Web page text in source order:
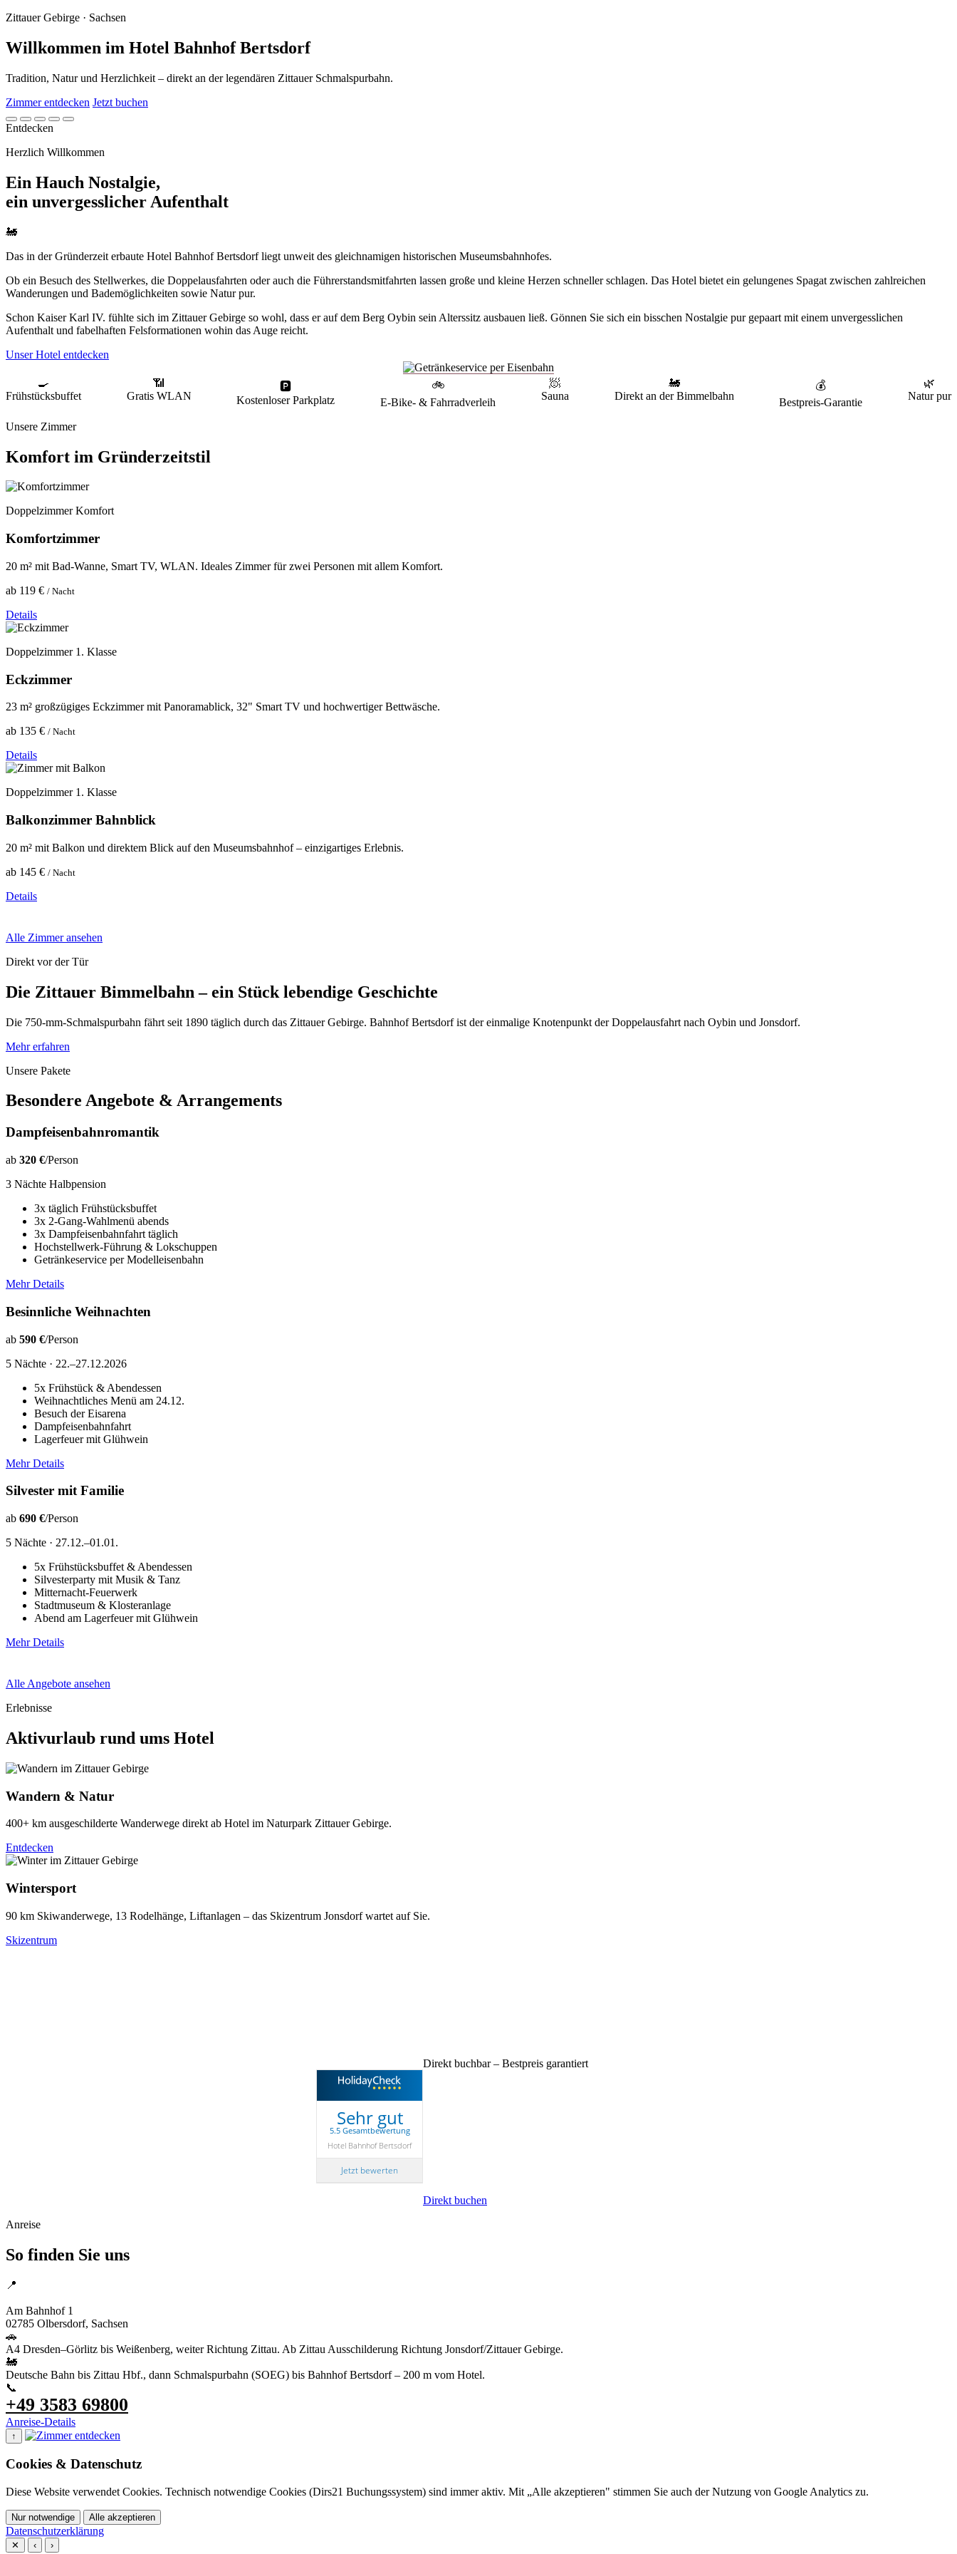
Zittauer Gebirge · Sachsen
Willkommen im Hotel Bahnhof Bertsdorf
Tradition, Natur und Herzlichkeit – direkt an der legendären Zittauer Schmalspurbahn.
Zimmer entdecken Jetzt buchen
Entdecken
Herzlich Willkommen
Ein Hauch Nostalgie,
ein unvergesslicher Aufenthalt
🚂
Das in der Gründerzeit erbaute Hotel Bahnhof Bertsdorf liegt unweit des gleichnamigen historischen Museumsbahnhofes.
Ob ein Besuch des Stellwerkes, die Doppelausfahrten oder auch die Führerstandsmitfahrten lassen große und kleine Herzen schneller schlagen. Das Hotel bietet ein gelungenes Spagat zwischen zahlreichen
Wanderungen und Bademöglichkeiten sowie Natur pur.
Schon Kaiser Karl IV. fühlte sich im Zittauer Gebirge so wohl, dass er auf dem Berg Oybin sein Alterssitz ausbauen ließ. Gönnen Sie sich ein bisschen Nostalgie pur gepaart mit einem unvergesslichen
Aufenthalt und fabelhaften Felsformationen wohin das Auge reicht.
Unser Hotel entdecken
Hier werden die
Getränke mit der
🍳
Frühstücksbuffet
📶
Gratis WLAN
🅿
Kostenloser Parkplatz
🚲
E-Bike- & Fahrradverleih
🧖
Sauna
🚂
Direkt an der Bimmelbahn
💰
Bestpreis-Garantie
🌿
Natur pur
Unsere Zimmer
Komfort im Gründerzeitstil
Doppelzimmer Komfort
Komfortzimmer
20 m² mit Bad-Wanne, Smart TV, WLAN. Ideales Zimmer für zwei Personen mit allem Komfort.
ab 119 € / Nacht
Details
Doppelzimmer 1. Klasse
Eckzimmer
23 m² großzügiges Eckzimmer mit Panoramablick, 32" Smart TV und hochwertiger Bettwäsche.
ab 135 € / Nacht
Details
Doppelzimmer 1. Klasse
Balkonzimmer Bahnblick
20 m² mit Balkon und direktem Blick auf den Museumsbahnhof – einzigartiges Erlebnis.
ab 145 € / Nacht
Details
Alle Zimmer ansehen
Direkt vor der Tür
Die Zittauer Bimmelbahn – ein Stück lebendige Geschichte
Die 750-mm-Schmalspurbahn fährt seit 1890 täglich durch das Zittauer Gebirge. Bahnhof Bertsdorf ist der einmalige Knotenpunkt der Doppelausfahrt nach Oybin und Jonsdorf.
Mehr erfahren
Unsere Pakete
Besondere Angebote & Arrangements
Dampfeisenbahnromantik
ab 320 €/Person
3 Nächte Halbpension
3x täglich Frühstücksbuffet
3x 2-Gang-Wahlmenü abends
3x Dampfeisenbahnfahrt täglich
Hochstellwerk-Führung & Lokschuppen
Getränkeservice per Modelleisenbahn
Mehr Details
Besinnliche Weihnachten
ab 590 €/Person
5 Nächte · 22.–27.12.2026
5x Frühstück & Abendessen
Weihnachtliches Menü am 24.12.
Besuch der Eisarena
Dampfeisenbahnfahrt
Lagerfeuer mit Glühwein
Mehr Details
Silvester mit Familie
ab 690 €/Person
5 Nächte · 27.12.–01.01.
5x Frühstücksbuffet & Abendessen
Silvesterparty mit Musik & Tanz
Mitternacht-Feuerwerk
Stadtmuseum & Klosteranlage
Abend am Lagerfeuer mit Glühwein
Mehr Details
Alle Angebote ansehen
Erlebnisse
Aktivurlaub rund ums Hotel
Wandern & Natur
400+ km ausgeschilderte Wanderwege direkt ab Hotel im Naturpark Zittauer Gebirge.
Entdecken
Wintersport
90 km Skiwanderwege, 13 Rodelhänge, Liftanlagen – das Skizentrum Jonsdorf wartet auf Sie.
Skizentrum
Sehr gut
5.5 Gesamtbewertung
Hotel Bahnhof Bertsdorf
Jetzt bewerten
Direkt buchbar – Bestpreis garantiert
Direkt buchen
Anreise
So finden Sie uns
📍
Am Bahnhof 1
02785 Olbersdorf, Sachsen
🚗
A4 Dresden–Görlitz bis Weißenberg, weiter Richtung Zittau. Ab Zittau Ausschilderung Richtung Jonsdorf/Zittauer Gebirge.
🚂
Deutsche Bahn bis Zittau Hbf., dann Schmalspurbahn (SOEG) bis Bahnhof Bertsdorf – 200 m vom Hotel.
📞
+49 3583 69800
Anreise-Details
Am Bahnhof 1, 02785 Olbersdorf
+
−
↑
Cookies & Datenschutz
Diese Website verwendet Cookies. Technisch notwendige Cookies (Dirs21 Buchungssystem) sind immer aktiv. Mit „Alle akzeptieren" stimmen Sie auch der Nutzung von Google Analytics zu.
Nur notwendige Alle akzeptieren
Datenschutzerklärung
✕ ‹ ›